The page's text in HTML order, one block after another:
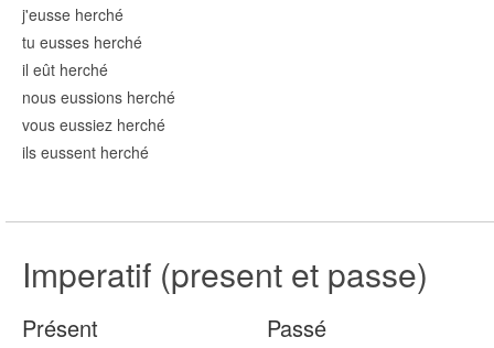
j'eusse herché
tu eusses herché
il eût herché
nous eussions herché
vous eussiez herché
ils eussent herché
Imperatif (present et passe)
Présent Passé